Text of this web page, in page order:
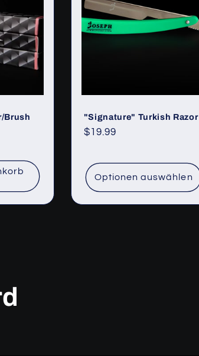
Brush
"Signature" Turkish Razor
Normaler
$19.99
Optionen auswählen